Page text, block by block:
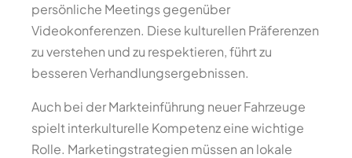
persönliche Meetings gegenüber
Videokonferenzen. Diese kulturellen Präferenzen
zu verstehen und zu respektieren, führt zu
besseren Verhandlungsergebnissen.
Auch bei der Markteinführung neuer Fahrzeuge
spielt interkulturelle Kompetenz eine wichtige
Rolle. Marketingstrategien müssen an lokale